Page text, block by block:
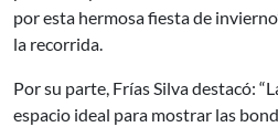
por esta hermosa fiesta de
la recorrida.
Por su parte, Frías Silva destacó:
espacio ideal para mostrar las